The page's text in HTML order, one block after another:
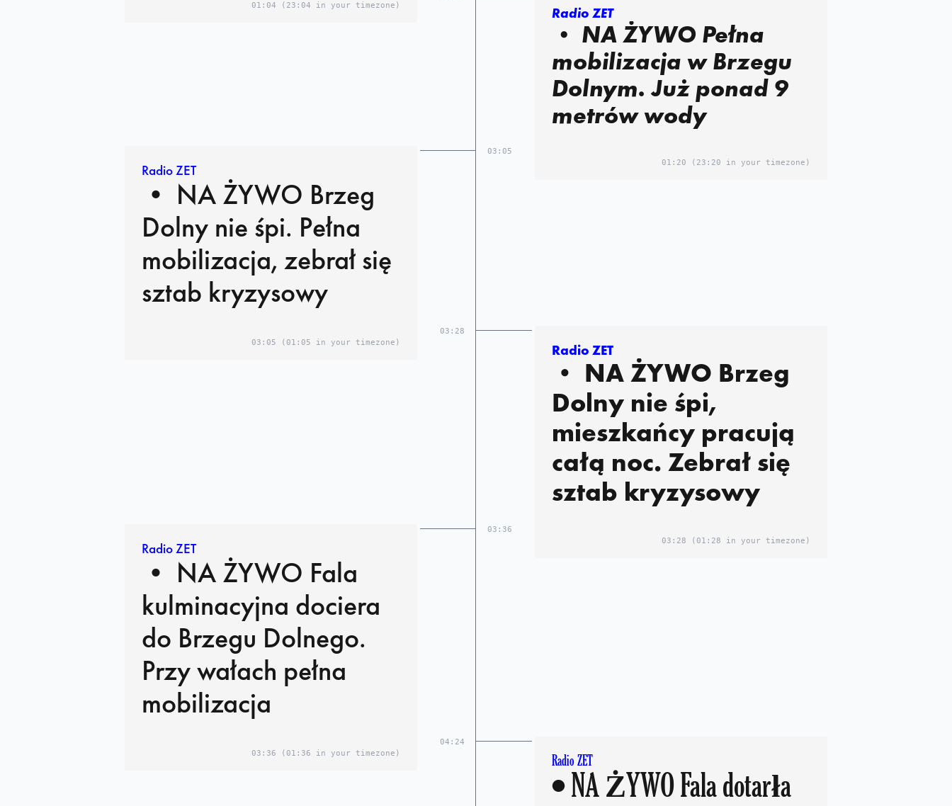
01:04 (23:04 in your timezone) Radio ZET
• NA ŻYWO Pełna
mobilizacja w Brzegu
Dolnym. Już ponad 9
metrów wody
01:20 (23:20 in your timezone)
03:05
Radio ZET
• NA ŻYWO Brzeg
Dolny nie śpi. Pełna
mobilizacja, zebrał się
sztab kryzysowy
03:05 (01:05 in your timezone)
03:28
Radio ZET
• NA ŻYWO Brzeg
Dolny nie śpi,
mieszkańcy pracują
całą noc. Zebrał się
sztab kryzysowy
03:28 (01:28 in your timezone)
03:36
Radio ZET
• NA ŻYWO Fala
kulminacyjna dociera
do Brzegu Dolnego.
Przy wałach pełna
mobilizacja
03:36 (01:36 in your timezone)
04:24
Radio ZET
• NA ŻYWO Fala dotarła